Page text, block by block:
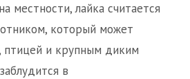
местности, лайка считается
который может
птицей и крупным диким
в